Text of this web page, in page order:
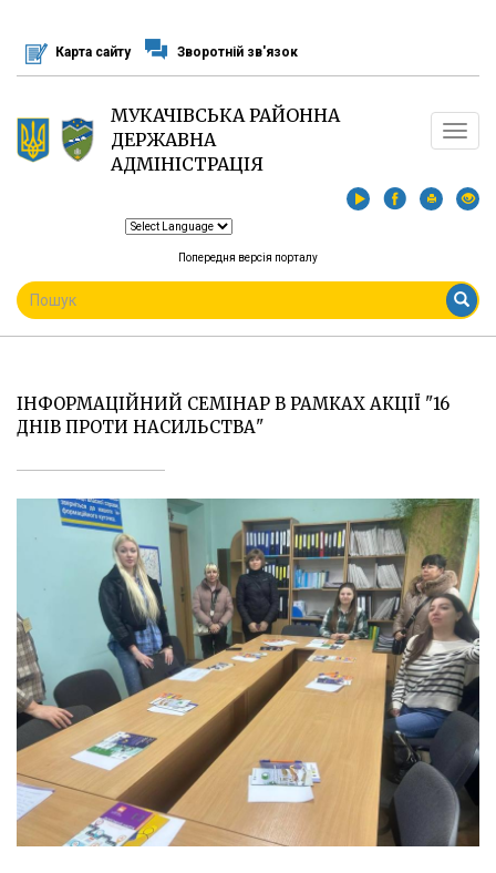
основного
матеріалу
Карта сайту Зворотній зв'язок
МУКАЧІВСЬКА РАЙОННА
ДЕРЖАВНА
АДМІНІСТРАЦІЯ
Toggle
Попередня версія порталу
ПОШУКОВА
ФОРМА
Пошук
ІНФОРМАЦІЙНИЙ СЕМІНАР В РАМКАХ АКЦІЇ "16
ДНІВ ПРОТИ НАСИЛЬСТВА"